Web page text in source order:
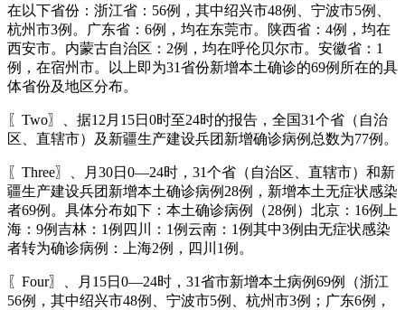
在以下省份：浙江省：56例，其中绍兴市48例、宁波市5例、
杭州市3例。广东省：6例，均在东莞市。陕西省：4例，均在
西安市。内蒙古自治区：2例，均在呼伦贝尔市。安徽省：1
例，在宿州市。以上即为31省份新增本土确诊的69例所在的具
体省份及地区分布。
〖Two〗、据12月15日0时至24时的报告，全国31个省（自治
区、直辖市）及新疆生产建设兵团新增确诊病例总数为77例。
〖Three〗、月30日0—24时，31个省（自治区、直辖市）和新
疆生产建设兵团新增本土确诊病例28例，新增本土无症状感染
者69例。具体分布如下：本土确诊病例（28例）北京：16例上
海：9例吉林：1例四川：1例云南：1例其中3例由无症状感染
者转为确诊病例：上海2例，四川1例。
〖Four〗、月15日0—24时，31省市新增本土病例69例（浙江
56例，其中绍兴市48例、宁波市5例、杭州市3例；广东6例，